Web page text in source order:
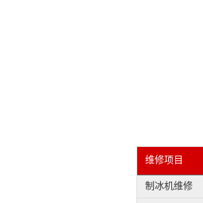
维修项目
制冰机维修